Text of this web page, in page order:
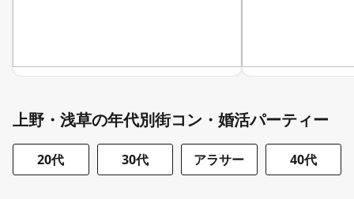
上野・浅草の年代別街コン・婚活パーティー
20代 30代 アラサー 40代